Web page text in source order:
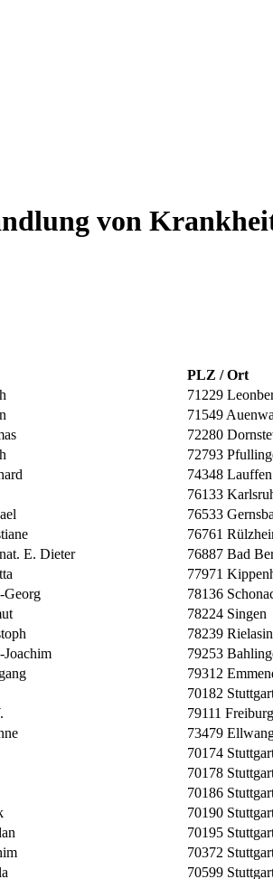
von
PLZ / Ort
71229
71549
72280
72793
74348 Lauffen
76133
76533
76761
E. Dieter 76887 Bad
77971
Georg 78136
78224 Singen
78239
Joachim 79253
79312
70182
79111
73479
70174
70178
70186
70190
70195
70372
70599